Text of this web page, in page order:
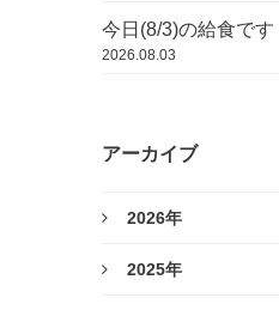
今日(8/3)の給食です
2026.08.03
アーカイブ
2026年
2025年